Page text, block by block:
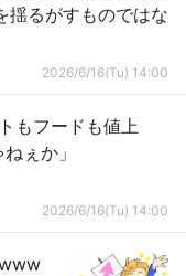
揺るがすものではな
2026/6/16(Tu) 14:00
もフードも値上
ぇか」
2026/6/16(Tu) 14:00